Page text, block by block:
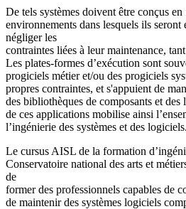
De tels systèmes doivent être conçus
environnements dans lesquels ils seront
négliger les
contraintes liées à leur maintenance,
Les plates-formes d’exécution sont
progiciels métier et/ou des progiciels
propres contraintes, et s'appuient de
des bibliothèques de composants et
de ces applications mobilise ainsi
l’ingénierie des systèmes et des logiciels.
Le cursus AISL de la formation
Conservatoire national des arts et
de
former des professionnels capables de
de maintenir des systèmes logiciels